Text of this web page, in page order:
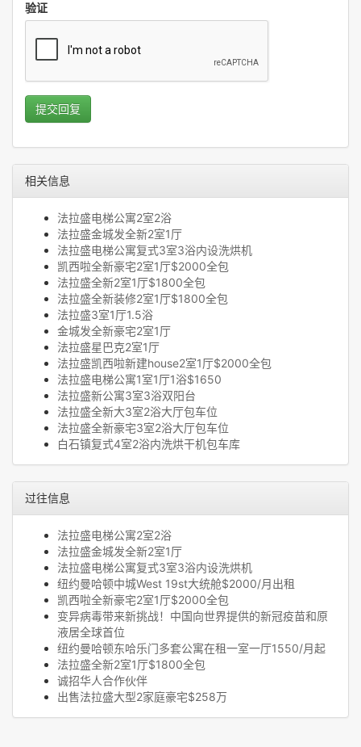
验证
提交回复
相关信息
法拉盛电梯公寓2室2浴
法拉盛金城发全新2室1厅
法拉盛电梯公寓复式3室3浴内设洗烘机
凯西啦全新豪宅2室1厅$2000全包
法拉盛全新2室1厅$1800全包
法拉盛全新装修2室1厅$1800全包
法拉盛3室1厅1.5浴
金城发全新豪宅2室1厅
法拉盛星巴克2室1厅
法拉盛凯西啦新建house2室1厅$2000全包
法拉盛电梯公寓1室1厅1浴$1650
法拉盛新公寓3室3浴双阳台
法拉盛全新大3室2浴大厅包车位
法拉盛全新豪宅3室2浴大厅包车位
白石镇复式4室2浴内洗烘干机包车库
过往信息
法拉盛电梯公寓2室2浴
法拉盛金城发全新2室1厅
法拉盛电梯公寓复式3室3浴内设洗烘机
纽约曼哈顿中城West 19st大统舱$2000/月出租
凯西啦全新豪宅2室1厅$2000全包
变异病毒带来新挑战！中国向世界提供的新冠疫苗和原
液居全球首位
纽约曼哈顿东哈乐门多套公寓在租一室一厅1550/月起
法拉盛全新2室1厅$1800全包
诚招华人合作伙伴
出售法拉盛大型2家庭豪宅$258万